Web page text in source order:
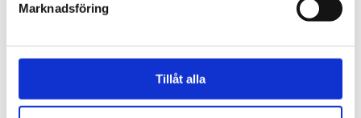
Marknadsföring
Tillåt alla
Trinidad och Tobago